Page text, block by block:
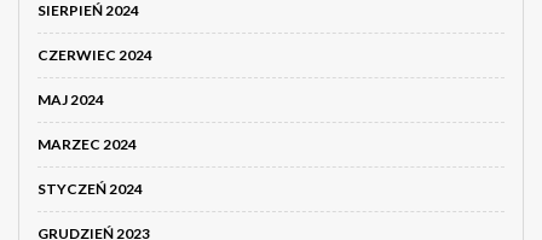
SIERPIEŃ 2024
CZERWIEC 2024
MAJ 2024
MARZEC 2024
STYCZEŃ 2024
GRUDZIEŃ 2023